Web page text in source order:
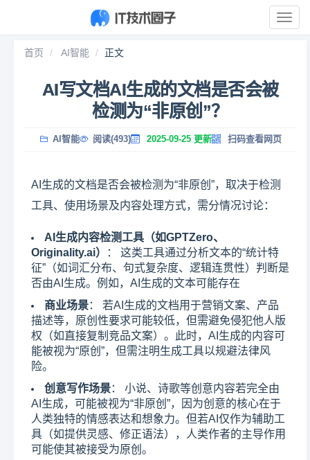
展
开
首页 AI智能 正文
AI写文档AI生成的文档是否会被
检测为“非原创”？
AI智能 阅读(493) 2025-09-25 更新 扫码查看网页
AI生成的文档是否会被检测为“非原创”，取决于检测
工具、使用场景及内容处理方式，需分情况讨论：
AI生成内容检测工具（如GPTZero、
Originality.ai）
： 这类工具通过分析文本的“统计特
征”（如词汇分布、句式复杂度、逻辑连贯性）判断是
否由AI生成。例如，AI生成的文本可能存在
商业场景： 若AI生成的文档用于营销文案、产品
描述等，原创性要求可能较低，但需避免侵犯他人版
权（如直接复制竞品文案）。此时，AI生成的内容可
能被视为“原创”，但需注明生成工具以规避法律风
险。
创意写作场景： 小说、诗歌等创意内容若完全由
AI生成，可能被视为“非原创”，因为创意的核心在于
人类独特的情感表达和想象力。但若AI仅作为辅助工
具（如提供灵感、修正语法），人类作者的主导作用
可能使其被接受为原创。